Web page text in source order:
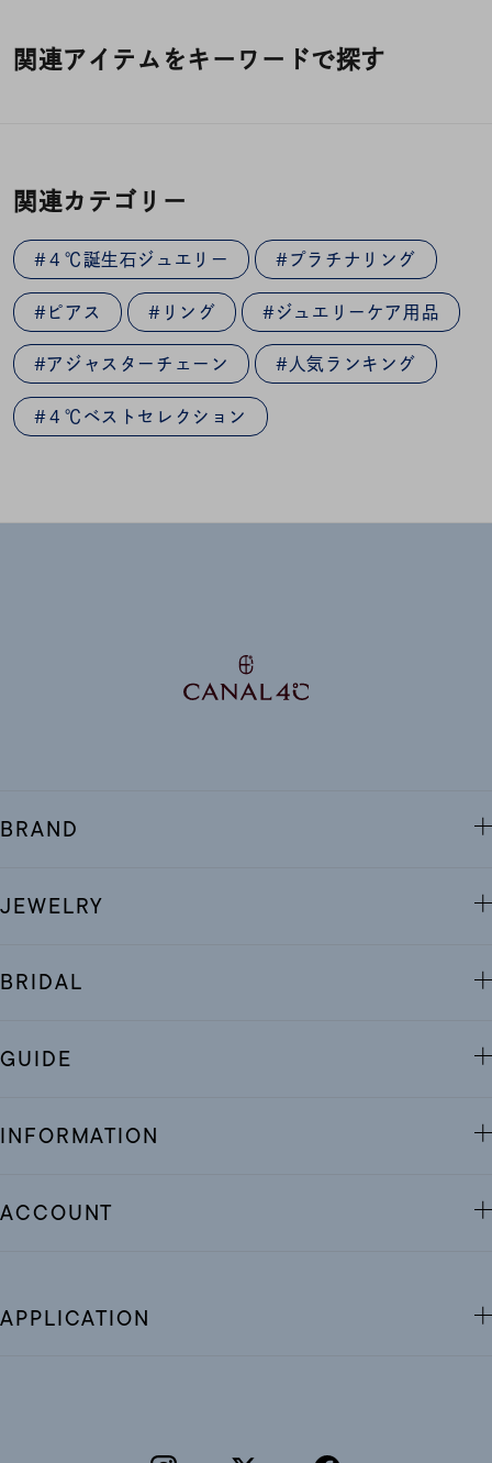
関連アイテムをキーワードで探す
関連カテゴリー
#４℃誕生石ジュエリー #プラチナリング
#ピアス #リング #ジュエリーケア用品
#アジャスターチェーン #人気ランキング
#４℃ベストセレクション
BRAND
JEWELRY
BRIDAL
GUIDE
INFORMATION
ACCOUNT
APPLICATION